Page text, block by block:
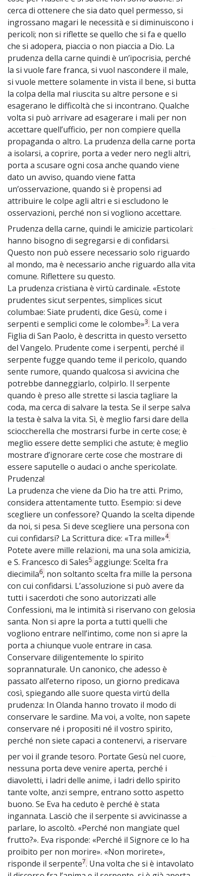
cerca di ottenere che sia dato quel permesso, si
ingrossano magari le necessità e si diminuiscono i
pericoli; non si riflette se quello che si fa e quello
che si adopera, piaccia o non piaccia a Dio. La
prudenza della carne quindi è un’ipocrisia, perché
la si vuole fare franca, si vuol nascondere il male,
si vuole mettere solamente in vista il bene, si butta
la colpa della mal riuscita su altre persone e si
esagerano le difficoltà che si incontrano. Qualche
volta si può arrivare ad esagerare i mali per non
accettare quell’ufficio, per non compiere quella
propaganda o altro. La prudenza della carne porta
a isolarsi, a coprire, porta a veder nero negli altri,
porta a scusare ogni cosa anche quando viene
dato un avviso, quando viene fatta
un’osservazione, quando si è propensi ad
attribuire le colpe agli altri e si escludono le
osservazioni, perché non si vogliono accettare.
Prudenza della carne, quindi le amicizie particolari:
hanno bisogno di segregarsi e di confidarsi.
Questo non può essere necessario solo riguardo
al mondo, ma è necessario anche riguardo alla vita
comune. Riflettere su questo.
La prudenza cristiana è virtù cardinale. «Estote
prudentes sicut serpentes, simplices sicut
columbae: Siate prudenti, dice Gesù, come i
serpenti e semplici come le colombe»3. La vera
Figlia di San Paolo, è descritta in questo versetto
del Vangelo. Prudente come i serpenti, perché il
serpente fugge quando teme il pericolo, quando
sente rumore, quando qualcosa si avvicina che
potrebbe danneggiarlo, colpirlo. Il serpente
quando è preso alle strette si lascia tagliare la
coda, ma cerca di salvare la testa. Se il serpe salva
la testa è salva la vita. Sì, è meglio farsi dare della
scioccherella che mostrarsi furbe in certe cose; è
meglio essere dette semplici che astute; è meglio
mostrare d’ignorare certe cose che mostrare di
essere saputelle o audaci o anche spericolate.
Prudenza!
La prudenza che viene da Dio ha tre atti. Primo,
considera attentamente tutto. Esempio: si deve
scegliere un confessore? Quando la scelta dipende
da noi, si pesa. Si deve scegliere una persona con
cui confidarsi? La Scrittura dice: «Tra mille»4.
Potete avere mille relazioni, ma una sola amicizia,
e S. Francesco di Sales5 aggiunge: Scelta fra
diecimila6, non soltanto scelta fra mille la persona
con cui confidarsi. L’assoluzione si può avere da
tutti i sacerdoti che sono autorizzati alle
Confessioni, ma le intimità si riservano con gelosia
santa. Non si apre la porta a tutti quelli che
vogliono entrare nell’intimo, come non si apre la
porta a chiunque vuole entrare in casa.
Conservare diligentemente lo spirito
soprannaturale. Un canonico, che adesso è
passato all’eterno riposo, un giorno predicava
così, spiegando alle suore questa virtù della
prudenza: In Olanda hanno trovato il modo di
conservare le sardine. Ma voi, a volte, non sapete
conservare né i propositi né il vostro spirito,
perché non siete capaci a contenervi, a riservare
per voi il grande tesoro. Portate Gesù nel cuore,
nessuna porta deve venire aperta, perché i
diavoletti, i ladri delle anime, i ladri dello spirito
tante volte, anzi sempre, entrano sotto aspetto
buono. Se Eva ha ceduto è perché è stata
ingannata. Lasciò che il serpente si avvicinasse a
parlare, lo ascoltò. «Perché non mangiate quel
frutto?». Eva risponde: «Perché il Signore ce lo ha
proibito per non morire». «Non morirete»,
risponde il serpente7. Una volta che si è intavolato